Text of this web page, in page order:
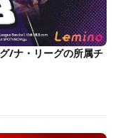
/ナ・リーグの所属チ